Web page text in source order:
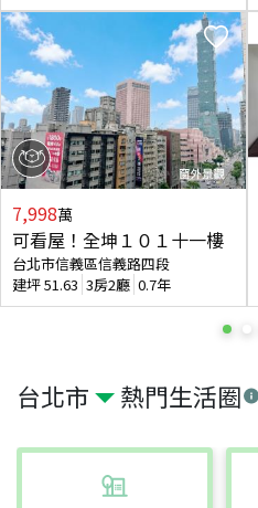
台北市 熱門生活圈
7,998萬
可看屋！全坤１０１十一樓
台北市信義區信義路四段
建坪51.63 3房2廳 0.7年